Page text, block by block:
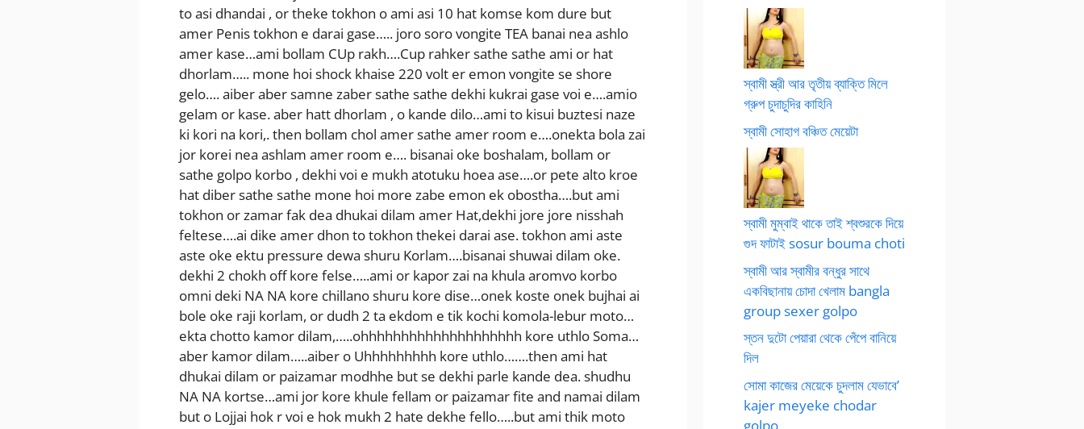
to asi dhandai , or theke tokhon o ami asi 10 hat komse kom dure but
amer Penis tokhon e darai gase….. joro soro vongite TEA banai nea ashlo
amer kase…ami bollam CUp rakh….Cup rahker sathe sathe ami or hat
dhorlam….. mone hoi shock khaise 220 volt er emon vongite se shore
gelo…. aiber aber samne zaber sathe sathe dekhi kukrai gase voi e….amio
gelam or kase. aber hatt dhorlam , o kande dilo…ami to kisui buztesi naze
ki kori na kori,. then bollam chol amer sathe amer room e….onekta bola zai
jor korei nea ashlam amer room e…. bisanai oke boshalam, bollam or
sathe golpo korbo , dekhi voi e mukh atotuku hoea ase….or pete alto kroe
hat diber sathe sathe mone hoi more zabe emon ek obostha….but ami
tokhon or zamar fak dea dhukai dilam amer Hat,dekhi jore jore nisshah
feltese….ai dike amer dhon to tokhon thekei darai ase. tokhon ami aste
aste oke ektu pressure dewa shuru Korlam….bisanai shuwai dilam oke.
dekhi 2 chokh off kore felse…..ami or kapor zai na khula aromvo korbo
omni deki NA NA kore chillano shuru kore dise…onek koste onek bujhai ai
bole oke raji korlam, or dudh 2 ta ekdom e tik kochi komola-lebur moto…
ekta chotto kamor dilam,…..ohhhhhhhhhhhhhhhhhhhh kore uthlo Soma…
aber kamor dilam…..aiber o Uhhhhhhhhh kore uthlo…….then ami hat
dhukai dilam or paizamar modhhe but se dekhi parle kande dea. shudhu
NA NA kortse…ami jor kore khule fellam or paizamar fite and namai dilam
but o Lojjai hok r voi e hok mukh 2 hate dekhe fello…..but ami thik moto
স্বামী স্ত্রী আর তৃতীয় ব্যাক্তি মিলে
গ্রুপ চুদাচুদির কাহিনি
স্বামী সোহাগ বঞ্চিত মেয়েটা
স্বামী মুম্বাই থাকে তাই শ্বশুরকে দিয়ে
গুদ ফাটাই sosur bouma choti
স্বামী আর স্বামীর বন্ধুর সাথে
একবিছানায় চোদা খেলাম bangla
group sexer golpo
স্তন দুটো পেয়ারা থেকে পেঁপে বানিয়ে
দিল
সোমা কাজের মেয়েকে চুদলাম যেভাবে’
kajer meyeke chodar
golpo